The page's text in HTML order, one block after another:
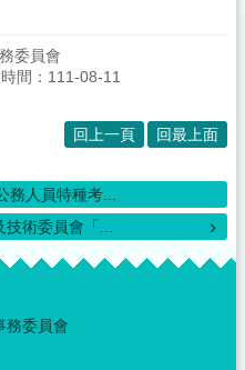
委員會
間：111-08-11
回上一頁 回最上面
務人員特種考...
技術委員會「...
務委員會